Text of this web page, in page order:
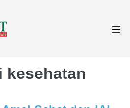
kesehatan